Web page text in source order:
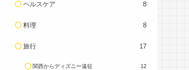
ヘルスケア 8
料理 8
旅行 17
関西からディズニー遠征 12